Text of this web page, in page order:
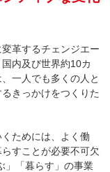
革するチェンジエー
内及び世界約10カ
一人でも多くの人と
きっかけをつくりた
ためには、よく働
すことが必要不可欠
」「暮らす」の事業